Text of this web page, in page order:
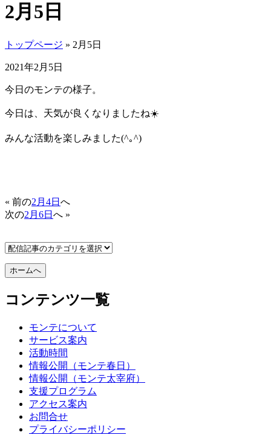
2月5日
トップページ » 2月5日
2021年2月5日
今日のモンテの様子。
今日は、天気が良くなりましたね☀️
みんな活動を楽しみました(^｡^)
« 前の2月4日 へ
次の2月6日 へ »
コンテンツ一覧
モンテについて
サービス案内
活動時間
情報公開（モンテ春日）
情報公開（モンテ太宰府）
支援プログラム
アクセス案内
お問合せ
プライバシーポリシー